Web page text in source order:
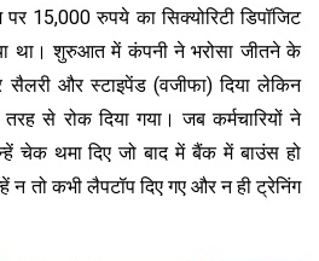
15,000 रुपये का सिक्योरिटी डिपॉजिट
था। शुरुआत में कंपनी ने भरोसा जीतने के
और स्टाइपेंड (वजीफा) दिया लेकिन
से रोक दिया गया। जब कर्मचारियों ने
चेक थमा दिए जो बाद में बैंक में बाउंस हो
न तो कभी लैपटॉप दिए गए और न ही ट्रेनिंग